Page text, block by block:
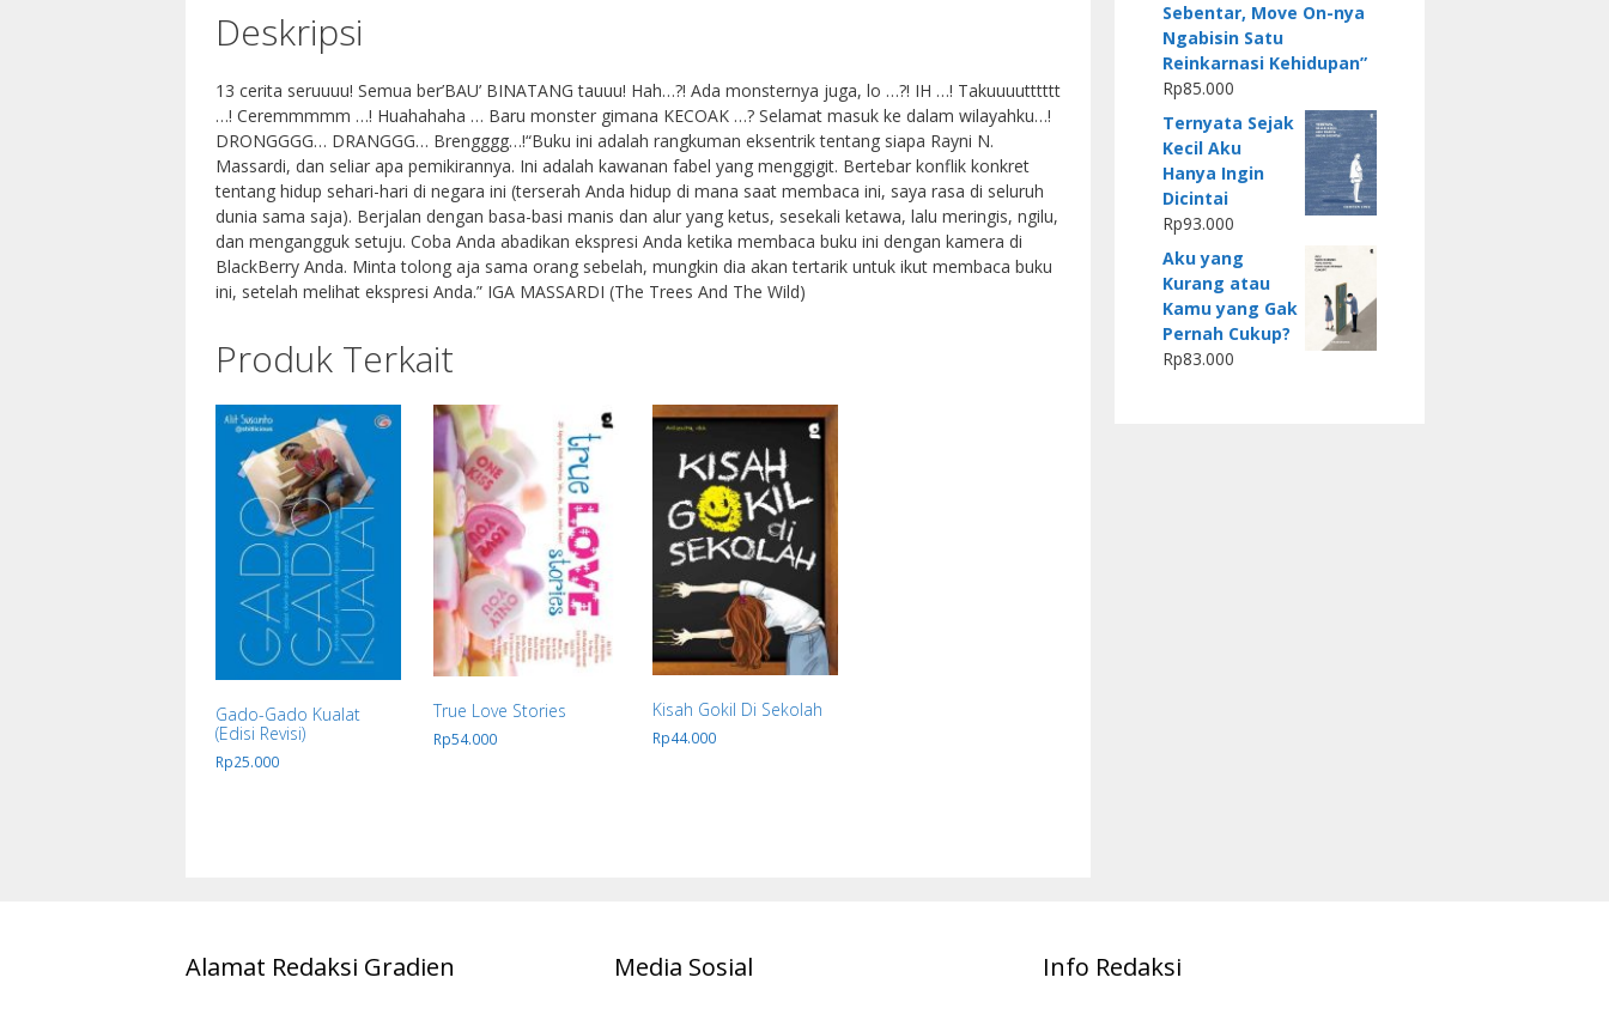
Deskripsi
13 cerita seruuuu! Semua ber’BAU’ BINATANG tauuu! Hah…?! Ada monsternya juga, lo …?! IH …! Takuuuutttttt
…! Ceremmmmm …! Huahahaha … Baru monster gimana KECOAK …? Selamat masuk ke dalam wilayahku…!
DRONGGGG… DRANGGG… Brengggg…!“Buku ini adalah rangkuman eksentrik tentang siapa Rayni N.
Massardi, dan seliar apa pemikirannya. Ini adalah kawanan fabel yang menggigit. Bertebar konflik konkret
tentang hidup sehari-hari di negara ini (terserah Anda hidup di mana saat membaca ini, saya rasa di seluruh
dunia sama saja). Berjalan dengan basa-basi manis dan alur yang ketus, sesekali ketawa, lalu meringis, ngilu,
dan mengangguk setuju. Coba Anda abadikan ekspresi Anda ketika membaca buku ini dengan kamera di
BlackBerry Anda. Minta tolong aja sama orang sebelah, mungkin dia akan tertarik untuk ikut membaca buku
ini, setelah melihat ekspresi Anda.” IGA MASSARDI (The Trees And The Wild)
Produk Terkait
Gado-Gado Kualat
(Edisi Revisi)
Rp25.000
True Love Stories
Rp54.000
Kisah Gokil Di Sekolah
Rp44.000
Sebentar, Move On-nya
Ngabisin Satu
Reinkarnasi Kehidupan”
Rp85.000
Ternyata Sejak
Kecil Aku
Hanya Ingin
Dicintai
Rp93.000
Aku yang
Kurang atau
Kamu yang Gak
Pernah Cukup?
Rp83.000
Alamat Redaksi Gradien Media Sosial Info Redaksi